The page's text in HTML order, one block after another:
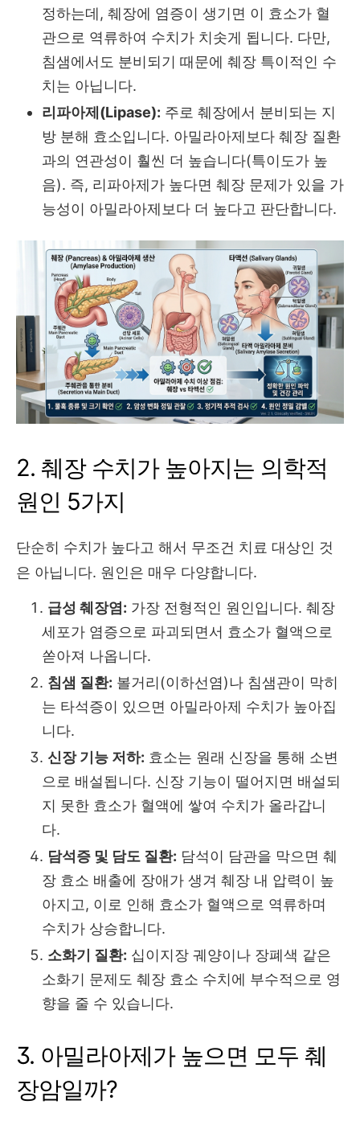
정하는데, 췌장에 염증이 생기면 이 효소가 혈
관으로 역류하여 수치가 치솟게 됩니다. 다만,
침샘에서도 분비되기 때문에 췌장 특이적인 수
치는 아닙니다.
리파아제(Lipase): 주로 췌장에서 분비되는 지
방 분해 효소입니다. 아밀라아제보다 췌장 질환
과의 연관성이 훨씬 더 높습니다(특이도가 높
음). 즉, 리파아제가 높다면 췌장 문제가 있을 가
능성이 아밀라아제보다 더 높다고 판단합니다.
2. 췌장 수치가 높아지는 의학적
원인 5가지
단순히 수치가 높다고 해서 무조건 치료 대상인 것
은 아닙니다. 원인은 매우 다양합니다.
급성 췌장염: 가장 전형적인 원인입니다. 췌장
세포가 염증으로 파괴되면서 효소가 혈액으로
쏟아져 나옵니다.
침샘 질환: 볼거리(이하선염)나 침샘관이 막히
는 타석증이 있으면 아밀라아제 수치가 높아집
니다.
신장 기능 저하: 효소는 원래 신장을 통해 소변
으로 배설됩니다. 신장 기능이 떨어지면 배설되
지 못한 효소가 혈액에 쌓여 수치가 올라갑니
다.
담석증 및 담도 질환: 담석이 담관을 막으면 췌
장 효소 배출에 장애가 생겨 췌장 내 압력이 높
아지고, 이로 인해 효소가 혈액으로 역류하며
수치가 상승합니다.
소화기 질환: 십이지장 궤양이나 장폐색 같은
소화기 문제도 췌장 효소 수치에 부수적으로 영
향을 줄 수 있습니다.
3. 아밀라아제가 높으면 모두 췌
장암일까?